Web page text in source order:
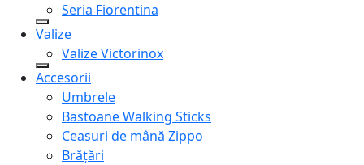
Seria Fiorentina
Valize
Valize Victorinox
Accesorii
Umbrele
Bastoane Walking Sticks
Ceasuri de mână Zippo
Brățări